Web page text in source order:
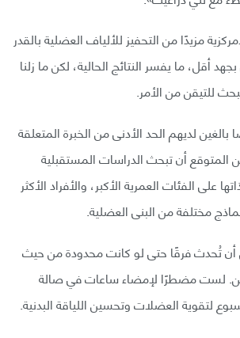
مزيدًا من التحفيز للألياف العضلية بالقدر
أقل، ما يفسر النتائج الحالية، لكن ما زلنا
للتيقن من الأمر.
لديهم الحد الأدنى من الخبرة المتعلقة
المتوقع أن تبحث الدراسات المستقبلية
على الفئات العمرية الأكبر، والأفراد الأكثر
مختلفة من البنى العضلية.
أن تُحدث فرقًا حتى لو كانت محدودة من حيث
لست مضطرًا لإمضاء ساعات في صالة
لتقوية العضلات وتحسين اللياقة البدنية.